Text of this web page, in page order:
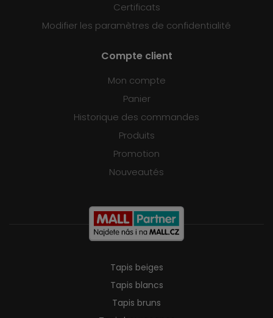
Certificats
Modifier les paramètres de confidentialité
Compte client
Mon compte
Panier
Historique des commandes
Produits
Promotion
Nouveautés
Tapis beiges
Tapis blancs
Tapis bruns